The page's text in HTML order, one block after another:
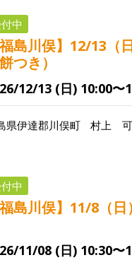
中
福島川俣】12/13（
餅つき）
12/13 (日) 10:00〜
県伊達郡川俣町 村上
中
福島川俣】11/8（
11/08 (日) 10:30〜